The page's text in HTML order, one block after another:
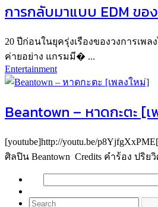
การกลับมาแบบ EDM ขอ
20 ปีก่อนในยุครุ่งเรืองของวงการเพล
ค่ายอย่าง แกรมมี� ...
Entertainment
Beantown – หาดกะตะ [
[youtube]http://youtu.be/
ศิลปิน Beantown Credits คำร้อง ปริย